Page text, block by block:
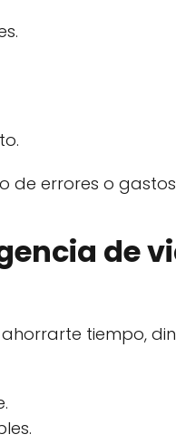
de errores o
de
tiempo,